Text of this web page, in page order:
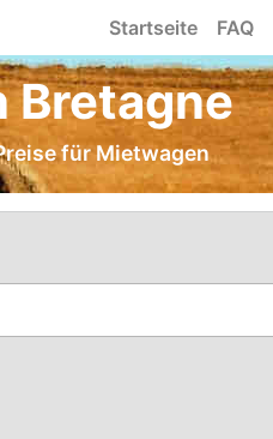
Startseite FAQ
Bretagne
für Mietwagen